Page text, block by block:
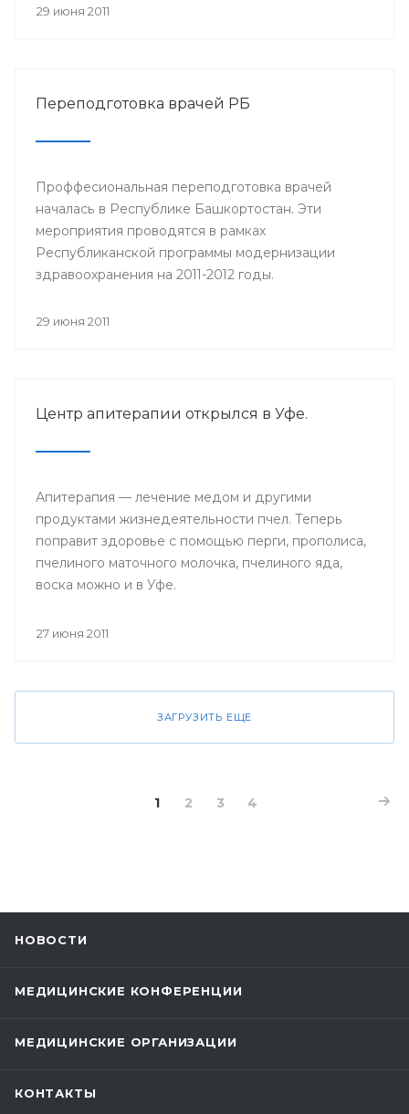
29 июня 2011
Переподготовка врачей РБ
Проффесиональная переподготовка врачей
началась в Республике Башкортостан. Эти
мероприятия проводятся в рамках
Республиканской программы модернизации
здравоохранения на 2011-2012 годы.
29 июня 2011
Центр апитерапии открылся в Уфе.
Апитерапия — лечение медом и другими
продуктами жизнедеятельности пчел. Теперь
поправит здоровье с помощью перги, прополиса,
пчелиного маточного молочка, пчелиного яда,
воска можно и в Уфе.
27 июня 2011
ЗАГРУЗИТЬ ЕЩЕ
1 2 3 4
НОВОСТИ
МЕДИЦИНСКИЕ КОНФЕРЕНЦИИ
МЕДИЦИНСКИЕ ОРГАНИЗАЦИИ
КОНТАКТЫ